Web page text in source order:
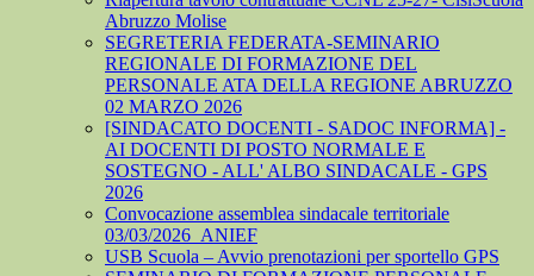
Abruzzo Molise
SEGRETERIA FEDERATA-SEMINARIO
REGIONALE DI FORMAZIONE DEL
PERSONALE ATA DELLA REGIONE ABRUZZO
02 MARZO 2026
[SINDACATO DOCENTI - SADOC INFORMA] -
AI DOCENTI DI POSTO NORMALE E
SOSTEGNO - ALL' ALBO SINDACALE - GPS
2026
Convocazione assemblea sindacale territoriale
03/03/2026_ANIEF
USB Scuola – Avvio prenotazioni per sportello GPS